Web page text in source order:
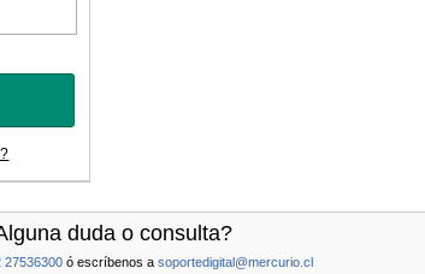
duda o consulta?
27536300 ó escríbenos a soportedigital@mercurio.cl